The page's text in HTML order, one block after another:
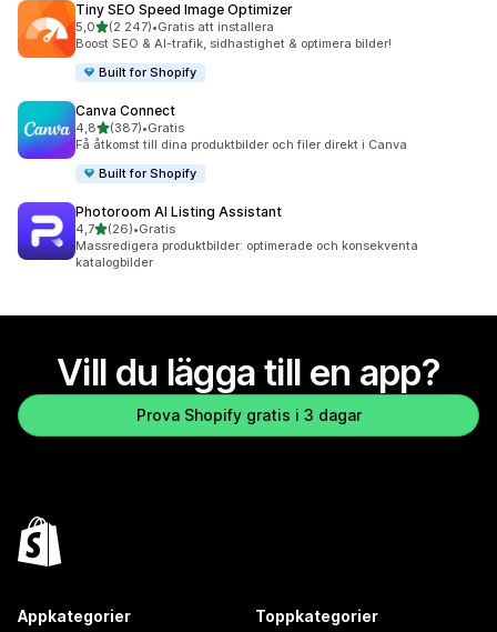
Tiny SEO Speed Image Optimizer
5,0av 5 stjärnor
(2 247)
2247 recensioner totalt
•Gratis att installera
Boost SEO & AI-trafik, sidhastighet & optimera bilder!
Built for Shopify
Canva Connect
4,8av 5 stjärnor
(387)
387 recensioner totalt
•Gratis
Få åtkomst till dina produktbilder och filer direkt i Canva
Built for Shopify
Photoroom AI Listing Assistant
4,7av 5 stjärnor
(26)
26 recensioner totalt
•Gratis
Massredigera produktbilder: optimerade och konsekventa
katalogbilder
Vill du lägga till en app?
Prova Shopify gratis i 3 dagar
Appkategorier Toppkategorier